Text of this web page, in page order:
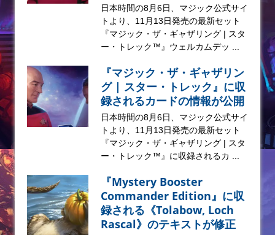
日本時間の8月6日、マジック公式サイ
トより、11月13日発売の最新セット
『マジック・ザ・ギャザリング | スタ
ー・トレック™』ウェルカムデッ ...
『マジック・ザ・ギャザリン
グ | スター・トレック』に収
録されるカードの情報が公開
日本時間の8月6日、マジック公式サイ
トより、11月13日発売の最新セット
『マジック・ザ・ギャザリング | スタ
ー・トレック™』に収録されるカ ...
『Mystery Booster
Commander Edition』に収
録される《Tolabow, Loch
Rascal》のテキストが修正